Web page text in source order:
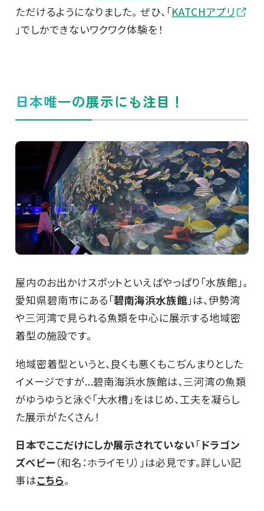
ただけるようになりました。 ぜひ、「KATCHアプリ
」でしかできないワクワク体験を！
日本唯一の展示にも注目！
屋内のお出かけスポットといえばやっぱり「水族館」。
愛知県碧南市にある「碧南海浜水族館」は、伊勢湾
や三河湾で見られる魚類を中心に展示する地域密
着型の施設です。
地域密着型というと、良くも悪くもこぢんまりとした
イメージですが...碧南海浜水族館は、三河湾の魚類
がゆうゆうと泳ぐ「大水槽」をはじめ、工夫を凝らし
た展示がたくさん！
日本でここだけにしか展示されていない 「ドラゴン
ズベビー （和名：ホライモリ）」は必見です。詳しい記
事はこちら。